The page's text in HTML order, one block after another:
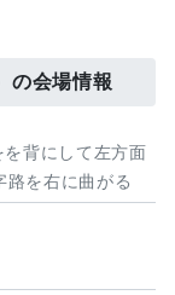
の会場情報
を背にして左方面
路を右に曲がる